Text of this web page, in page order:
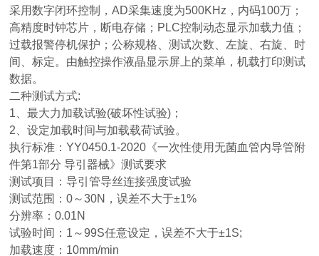
采用数字闭环控制，AD采集速度为500KHz，内码100万；
高精度时钟芯片，断电存储；PLC控制动态显示加载力值；
过载报警停机保护；公称规格、测试次数、左旋、右旋、时
间、标定。由触控操作液晶显示屏上的菜单，机载打印测试
数据。
二种测试方式:
1、最大力加载试验(破坏性试验)；
2、设定加载时间与加载载荷试验。
执行标准：YY0450.1-2020《一次性使用无菌血管内导管附
件第1部分 导引器械》测试要求
测试项目：导引管导丝连接强度试验
测试范围：0～30N，误差不大于±1%
分辨率：0.01N
试验时间：1～99S任意设定，误差不大于±1S;
加载速度：10mm/min